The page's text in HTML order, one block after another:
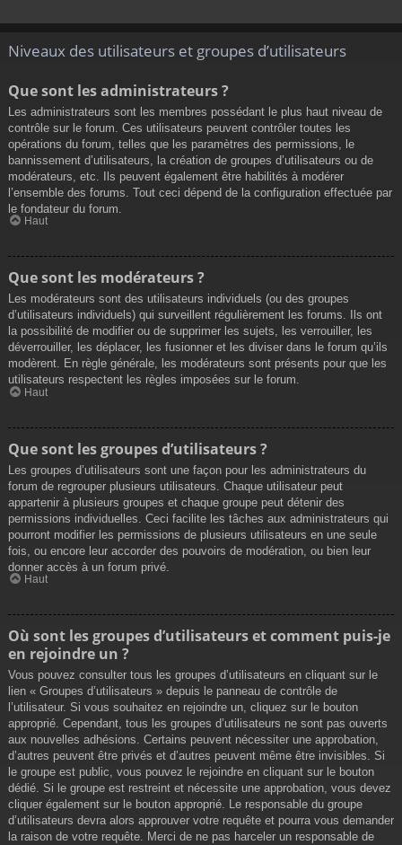
Niveaux des utilisateurs et groupes d’utilisateurs
Que sont les administrateurs ?
Les administrateurs sont les membres possédant le plus haut niveau de
contrôle sur le forum. Ces utilisateurs peuvent contrôler toutes les
opérations du forum, telles que les paramètres des permissions, le
bannissement d’utilisateurs, la création de groupes d’utilisateurs ou de
modérateurs, etc. Ils peuvent également être habilités à modérer
l’ensemble des forums. Tout ceci dépend de la configuration effectuée par
le fondateur du forum.
Haut
Que sont les modérateurs ?
Les modérateurs sont des utilisateurs individuels (ou des groupes
d’utilisateurs individuels) qui surveillent régulièrement les forums. Ils ont
la possibilité de modifier ou de supprimer les sujets, les verrouiller, les
déverrouiller, les déplacer, les fusionner et les diviser dans le forum qu’ils
modèrent. En règle générale, les modérateurs sont présents pour que les
utilisateurs respectent les règles imposées sur le forum.
Haut
Que sont les groupes d’utilisateurs ?
Les groupes d’utilisateurs sont une façon pour les administrateurs du
forum de regrouper plusieurs utilisateurs. Chaque utilisateur peut
appartenir à plusieurs groupes et chaque groupe peut détenir des
permissions individuelles. Ceci facilite les tâches aux administrateurs qui
pourront modifier les permissions de plusieurs utilisateurs en une seule
fois, ou encore leur accorder des pouvoirs de modération, ou bien leur
donner accès à un forum privé.
Haut
Où sont les groupes d’utilisateurs et comment puis-je
en rejoindre un ?
Vous pouvez consulter tous les groupes d’utilisateurs en cliquant sur le
lien « Groupes d’utilisateurs » depuis le panneau de contrôle de
l’utilisateur. Si vous souhaitez en rejoindre un, cliquez sur le bouton
approprié. Cependant, tous les groupes d’utilisateurs ne sont pas ouverts
aux nouvelles adhésions. Certains peuvent nécessiter une approbation,
d’autres peuvent être privés et d’autres peuvent même être invisibles. Si
le groupe est public, vous pouvez le rejoindre en cliquant sur le bouton
dédié. Si le groupe est restreint et nécessite une approbation, vous devez
cliquer également sur le bouton approprié. Le responsable du groupe
d’utilisateurs devra alors approuver votre requête et pourra vous demander
la raison de votre requête. Merci de ne pas harceler un responsable de